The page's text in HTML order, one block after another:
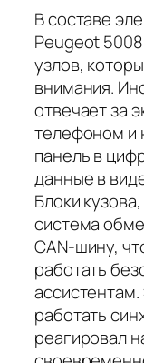
В составе
Peugeot
узлов,
внимания.
отвечает за
телефоном и
панель в
данные в
Блоки
система
CAN-шину,
работать
работать
реагировал